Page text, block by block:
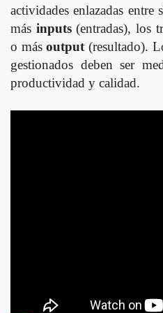
actividades enlazadas
más inputs(entradas), los
o másoutput (resultado).
gestionados deben ser
productividad y calidad.